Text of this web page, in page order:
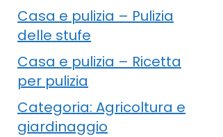
Casa e pulizia – Pulizia
delle stufe
Casa e pulizia – Ricetta
per pulizia
Categoria: Agricoltura e
giardinaggio